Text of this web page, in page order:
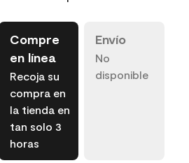
Compre
en línea
Recoja su
compra en
la tienda en
tan solo 3
horas
Envío
No
disponible